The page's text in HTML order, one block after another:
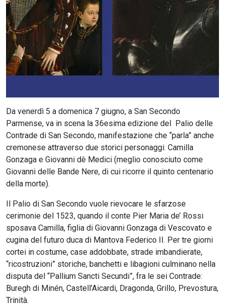
Da venerdì 5 a domenica 7 giugno, a San Secondo
Parmense, va in scena la 36esima edizione del Palio delle
Contrade di San Secondo, manifestazione che “parla” anche
cremonese attraverso due storici personaggi: Camilla
Gonzaga e Giovanni dè Medici (meglio conosciuto come
Giovanni delle Bande Nere, di cui ricorre il quinto centenario
della morte).
Il Palio di San Secondo vuole rievocare le sfarzose
cerimonie del 1523, quando il conte Pier Maria de’ Rossi
sposava Camilla, figlia di Giovanni Gonzaga di Vescovato e
cugina del futuro duca di Mantova Federico II. Per tre giorni
cortei in costume, case addobbate, strade imbandierate,
“ricostruzioni” storiche, banchetti e libagioni culminano nella
disputa del “Pallium Sancti Secundi”, fra le sei Contrade:
Buregh di Minén, Castell’Aicardi, Dragonda, Grillo, Prevostura,
Trinità.